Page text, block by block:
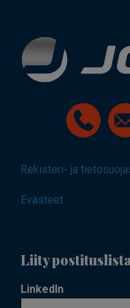
Rekisteri- ja
Evästeet
Liity
LinkedIn